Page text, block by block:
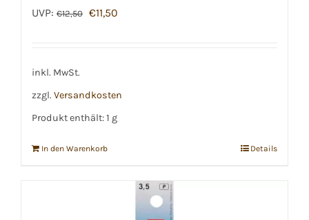
UVP: €12,50 Ursprünglicher
€11,50
inkl. MwSt.
zzgl. Versandkosten
Produkt enthält: 1 g
In den Warenkorb Details